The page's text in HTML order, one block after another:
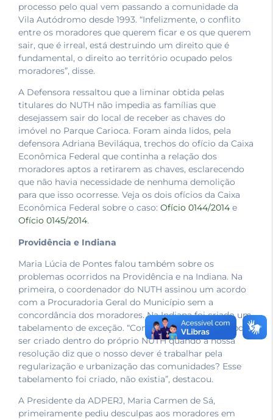
processo pelo qual vem passando a comunidade da
Vila Autódromo desde 1993. “Infelizmente, o conflito
entre os moradores que querem ficar e os que querem
sair, que é irreal, está destruindo um direito que é
fundamental, o direito ao território ocupado pelos
moradores”, disse.
A Defensora ressaltou que a liminar obtida pelas
titulares do NUTH não impedia as famílias que
desejassem sair do local de receber as chaves do
imóvel no Parque Carioca. Foram ainda lidos, pela
defensora Adriana Beviláqua, trechos do ofício da Caixa
Econômica Federal que continha a relação dos
moradores aptos a retirarem as chaves, esclarecendo
que não havia necessidade de nenhuma demolição
para que isso ocorresse. Veja os dois ofícios da Caixa
Econômica Federal sobre o caso: Ofício 0144/2014 e
Ofício 0145/2014.
Providência e Indiana
Maria Lúcia de Pontes falou também sobre os
problemas ocorridos na Providência e na Indiana. Na
primeira, o coordenador do NUTH assinou um acordo
com a Procuradoria Geral do Município sem a
concordância dos moradores. Na Indiana foi criado um
tabelamento de exceção. “Como um tabelamento pode
ser criado dentro do próprio NUTH quando a nossa
resolução diz que o nosso dever é trabalhar pela
regularização e urbanização das comunidades? Esse
tabelamento foi criado, não existia”, destacou.
A Presidente da ADPERJ, Maria Carmen de Sá,
primeiramente pediu desculpas aos moradores em